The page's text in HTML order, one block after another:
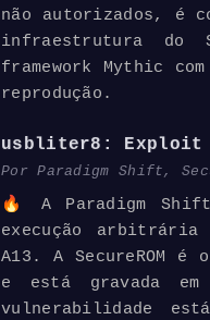
não autorizados, é
infraestrutura
framework
Mythic
reprodução.
usbliter8: Exploit
Por Paradigm Shift,
🔥 A Paradigm
execução arbitrária
A13. A SecureROM
e está gravada
vulnerabilidade